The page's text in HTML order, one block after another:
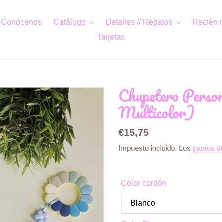
Conócenos Catálogo Detalles // Regalos
Recién
Tarjetas
Chupetero
Multicolor)
Precio
habitual
€15,75
Impuesto incluido. Los gastos
Color cordón